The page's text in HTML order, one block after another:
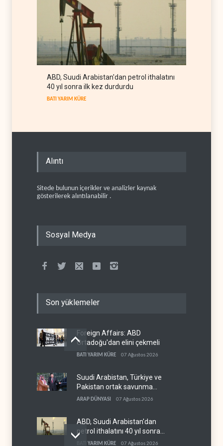
ABD, Suudi Arabistan'dan petrol ithalatını
40 yıl sonra ilk kez durdurdu
BATI YARIM KÜRE
Alıntı
Sitede bulunun içerikler ve analizler kaynak
gösterilerek alıntılanabilir .
Sosyal Medya
Son yüklemeler
Foreign Affairs: ABD
Ortadoğu'dan elini çekmeli
BATI YARIM KÜRE 07 Ağustos 2026
Suudi Arabistan, Türkiye ve
Pakistan ortak savunma
anlaşması imzaladı
ARAP DÜNYASI 07 Ağustos 2026
ABD, Suudi Arabistan'dan
petrol ithalatını 40 yıl sonra
ilk kez durdurdu
BATI YARIM KÜRE 07 Ağustos 2026